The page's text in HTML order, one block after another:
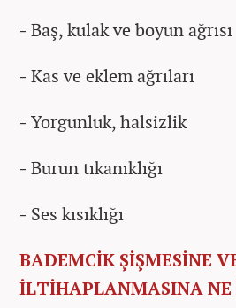
- Baş, kulak ve boyun ağrısı
- Kas ve eklem ağrıları
- Yorgunluk, halsizlik
- Burun tıkanıklığı
- Ses kısıklığı
BADEMCİK ŞİŞMESİNE
İLTİHAPLANMASINA NE